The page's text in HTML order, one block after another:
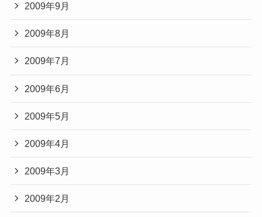
2009年9月
2009年8月
2009年7月
2009年6月
2009年5月
2009年4月
2009年3月
2009年2月